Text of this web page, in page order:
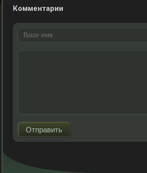
Комментарии